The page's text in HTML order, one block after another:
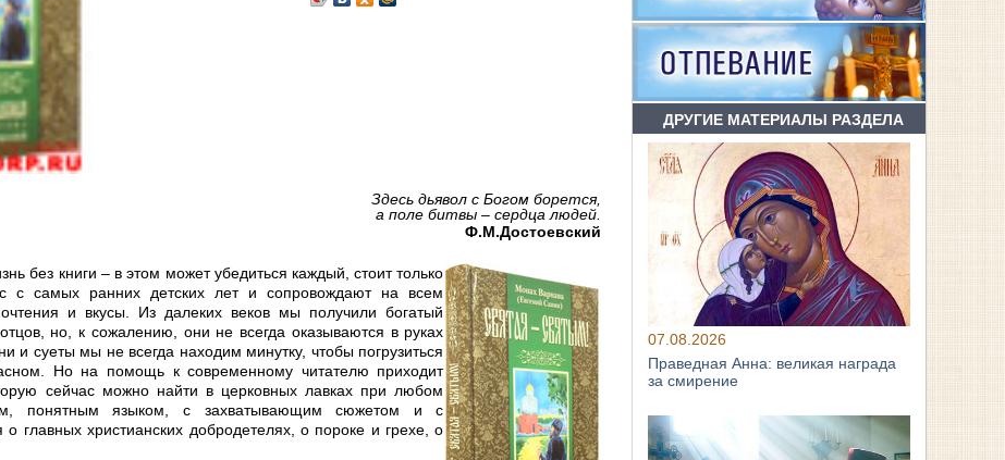
Здесь дьявол с Богом борется,
а поле битвы – сердца людей.
Ф.М.Достоевский
без книги – в этом может убедиться каждый, стоит только
с самых ранних детских лет и сопровождают на всем
и вкусы. Из далеких веков мы получили богатый
но, к сожалению, они не всегда оказываются в руках
и суеты мы не всегда находим минутку, чтобы погрузиться
Но на помощь к современному читателю приходит
сейчас можно найти в церковных лавках при любом
понятным языком, с захватывающим сюжетом и с
о главных христианских добродетелях, о пороке и грехе, о
ДРУГИЕ МАТЕРИАЛЫ РАЗДЕЛА
07.08.2026
Праведная Анна: великая награда
за смирение